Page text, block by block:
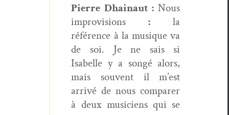
Pierre Dhain­aut :Nous
impro­vi­sions :la
référence à la musique va
de soi. Je ne sais si
Isabelle y a songé alors,
mais sou­vent il m’est
arrivé de nous com­par­er
à deux musi­ciens qui se